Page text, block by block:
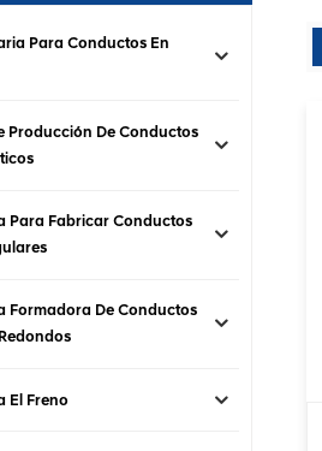
Para Conductos En
Producción De Conductos
Para Fabricar Conductos
Formadora De Conductos
El Freno